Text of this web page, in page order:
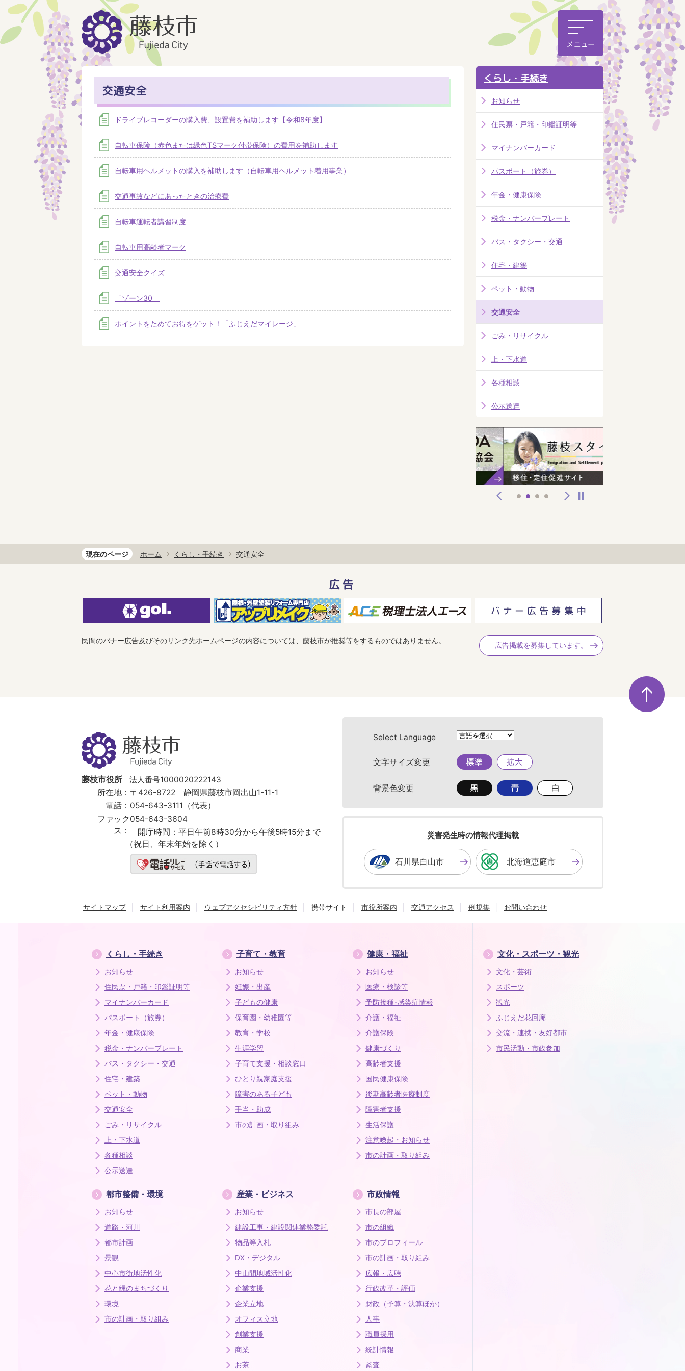
交通安全
ドライブレコーダーの購入費、設置費を補助します【令和8年度】
自転車保険（赤色または緑色TSマーク付帯保険）の費用を補助します
自転車用ヘルメットの購入を補助します（自転車用ヘルメット着用事業）
交通事故などにあったときの治療費
自転車運転者講習制度
自転車用高齢者マーク
交通安全クイズ
「ゾーン30」
ポイントをためてお得をゲット！「ふじえだマイレージ」
くらし・手続き
お知らせ
住民票・戸籍・印鑑証明等
マイナンバーカード
パスポート（旅券）
年金・健康保険
税金・ナンバープレート
バス・タクシー・交通
住宅・建築
ペット・動物
交通安全
ごみ・リサイクル
上・下水道
各種相談
公示送達
現在のページ ホーム くらし・手続き 交通安全
広告
民間のバナー広告及びそのリンク先ホームページの内容については、藤枝市が推奨等をするものではありません。
広告掲載を募集しています。
ペ
ー
ジ
の
藤
枝
市
Fujieda
City
藤枝市役所
法人番号1000020222143
所在地： 〒426-8722 静岡県藤枝市岡出山1-11-1
電話： 054-643-3111（代表）
ファック
ス：
054-643-3604
開庁時間： 平日午前8時30分から午後5時15分まで
（祝日、年末年始を除く）
Select Language
文字サイズ変更
標
準
拡
大
背景色変更
背
景
色
す
る
背
景
色
る
背
景
る
災害発生時の情報代理掲載
石川県白山市 北海道恵庭市
サイトマップ サイト利用案内 ウェブアクセシビリティ方針 携帯サイト 市役所案内 交通アクセス 例規集 お問い合わせ
くらし・手続き
お知らせ
住民票・戸籍・印鑑証明等
マイナンバーカード
パスポート（旅券）
年金・健康保険
税金・ナンバープレート
バス・タクシー・交通
住宅・建築
ペット・動物
交通安全
ごみ・リサイクル
上・下水道
各種相談
公示送達
子育て・教育
お知らせ
妊娠・出産
子どもの健康
保育園・幼稚園等
教育・学校
生涯学習
子育て支援・相談窓口
ひとり親家庭支援
障害のある子ども
手当・助成
市の計画・取り組み
健康・福祉
お知らせ
医療・検診等
予防接種･感染症情報
介護・福祉
介護保険
健康づくり
高齢者支援
国民健康保険
後期高齢者医療制度
障害者支援
生活保護
注意喚起・お知らせ
市の計画・取り組み
文化・スポーツ・観光
文化・芸術
スポーツ
観光
ふじえだ花回廊
交流・連携・友好都市
市民活動・市政参加
都市整備・環境
お知らせ
道路・河川
都市計画
景観
中心市街地活性化
花と緑のまちづくり
環境
市の計画・取り組み
産業・ビジネス
お知らせ
建設工事・建設関連業務委託
物品等入札
DX・デジタル
中山間地域活性化
企業支援
企業立地
オフィス立地
創業支援
商業
お茶
市政情報
市長の部屋
市の組織
市のプロフィール
市の計画・取り組み
広報・広聴
行政改革・評価
財政（予算・決算ほか）
人事
職員採用
統計情報
監査